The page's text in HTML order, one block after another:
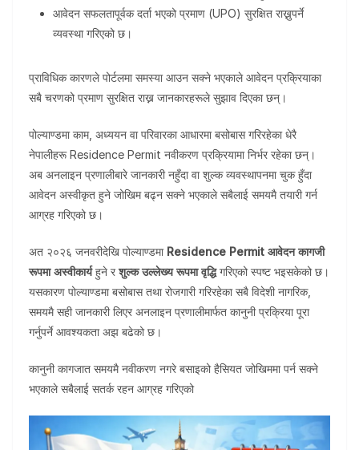
आवेदन सफलतापूर्वक दर्ता भएको प्रमाण (UPO) सुरक्षित राख्नुपर्ने
व्यवस्था गरिएको छ।
प्राविधिक कारणले पोर्टलमा समस्या आउन सक्ने भएकाले आवेदन प्रक्रियाका
सबै चरणको प्रमाण सुरक्षित राख्न जानकारहरूले सुझाव दिएका छन्।
पोल्याण्डमा काम, अध्ययन वा परिवारका आधारमा बसोबास गरिरहेका धेरै
नेपालीहरू Residence Permit नवीकरण प्रक्रियामा निर्भर रहेका छन्।
अब अनलाइन प्रणालीबारे जानकारी नहुँदा वा शुल्क व्यवस्थापनमा चुक हुँदा
आवेदन अस्वीकृत हुने जोखिम बढ्न सक्ने भएकाले सबैलाई समयमै तयारी गर्न
आग्रह गरिएको छ।
अत २०२६ जनवरीदेखि पोल्याण्डमा Residence Permit आवेदन कागजी
रूपमा अस्वीकार्यहुने रशुल्क उल्लेख्य रूपमा वृद्धिगरिएको स्पष्ट भइसकेको छ।
यसकारण पोल्याण्डमा बसोबास तथा रोजगारी गरिरहेका सबै विदेशी नागरिक,
समयमै सही जानकारी लिएर अनलाइन प्रणालीमार्फत कानुनी प्रक्रिया पूरा
गर्नुपर्ने आवश्यकता अझ बढेको छ।
कानुनी कागजात समयमै नवीकरण नगरे बसाइको हैसियत जोखिममा पर्न सक्ने
भएकाले सबैलाई सतर्क रहन आग्रह गरिएको